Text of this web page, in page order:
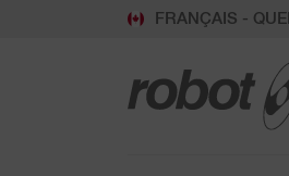
FRANÇAIS -